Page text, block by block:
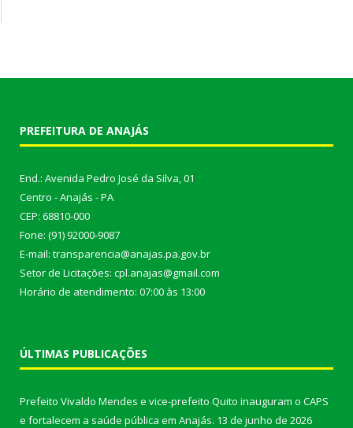
PREFEITURA DE ANAJÁS
End.: Avenida Pedro José da Silva, 01
Centro - Anajás - PA
CEP: 68810-000
Fone: (91) 92000-9087
E-mail: transparencia@anajas.pa.gov.br
Setor de Licitações: cpl.anajas@gmail.com
Horário de atendimento: 07:00 às 13:00
ÚLTIMAS PUBLICAÇÕES
Prefeito Vivaldo Mendes e vice-prefeito Quito inauguram o CAPS
e fortalecem a saúde pública em Anajás. 13 de junho de 2026